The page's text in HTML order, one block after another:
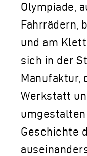
Olympiade,
Fahrrädern,
und am
sich in der
Manufaktur,
Werkstatt
Geschichte